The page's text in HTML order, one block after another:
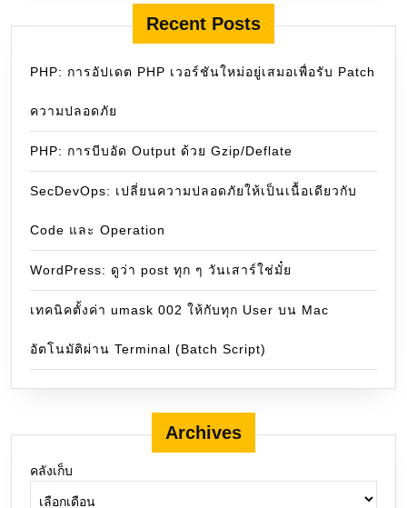
Recent Posts
PHP: การอัปเดต PHP เวอร์ชันใหม่อยู่เสมอเพื่อรับ Patch
ความปลอดภัย
PHP: การบีบอัด Output ด้วย Gzip/Deflate
SecDevOps: เปลี่ยนความปลอดภัยให้เป็นเนื้อเดียวกับ
Code และ Operation
WordPress: ดูว่า post ทุก ๆ วันเสาร์ใช่มั๋ย
เทคนิคตั้งค่า umask 002 ให้กับทุก User บน Mac
อัตโนมัติผ่าน Terminal (Batch Script)
Archives
คลังเก็บ